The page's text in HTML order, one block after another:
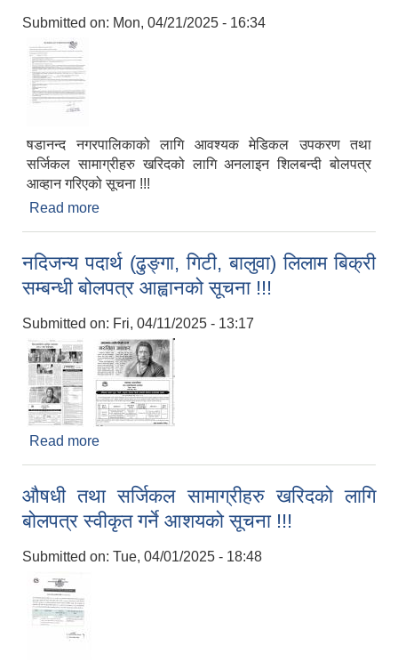
Submitted on: Mon, 04/21/2025 - 16:34
षडानन्द नगरपालिकाको लागि आवश्यक मेडिकल उपकरण तथा
सर्जिकल सामाग्रीहरु खरिदको लागि अनलाइन शिलबन्दी बोलपत्र
आव्हान गरिएको सूचना !!!
Read more
नदिजन्य पदार्थ (ढुङ्गा, गिटी, बालुवा) लिलाम बिक्री
सम्बन्धी बोलपत्र आह्वानको सूचना !!!
Submitted on: Fri, 04/11/2025 - 13:17
Read more
औषधी तथा सर्जिकल सामाग्रीहरु खरिदको लागि
बोलपत्र स्वीकृत गर्ने आशयको सूचना !!!
Submitted on: Tue, 04/01/2025 - 18:48